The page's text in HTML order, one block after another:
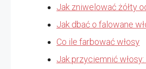
Jak zniwelować żółty
Jak dbać o falowane
Co ile farbować włosy
Jak przyciemnić